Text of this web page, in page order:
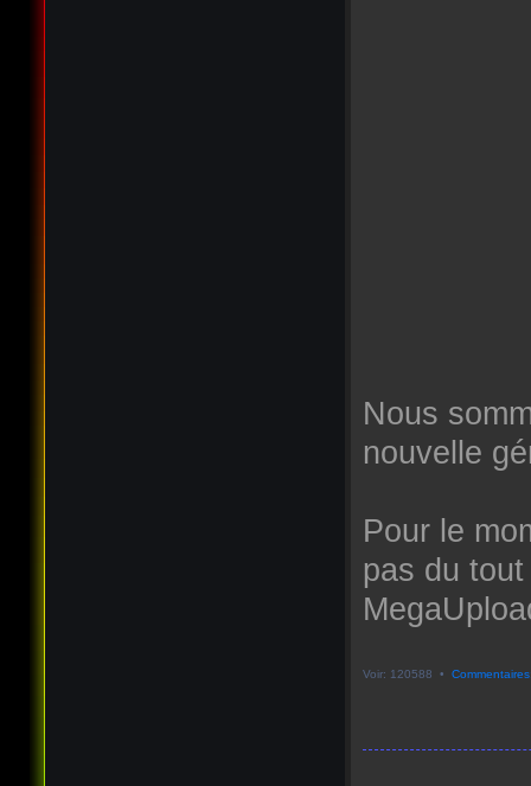
Nous
nouvelle
Pour le
pas du
Voir: 120588 •